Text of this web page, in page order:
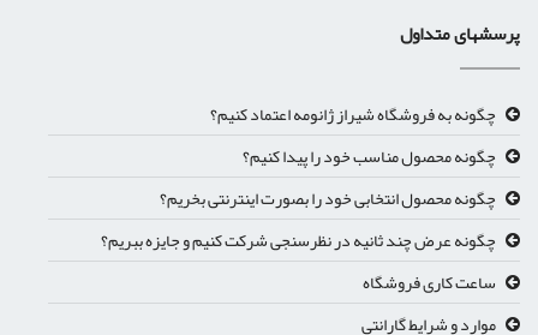
پرسشهای متداول
چگونه به فروشگاه شیراز ژانومه اعتماد کنیم؟
چگونه محصول مناسب خود را پیدا کنیم؟
چگونه محصول انتخابی خود را بصورت اینترنتی بخریم؟
چگونه عرض چند ثانیه در نظرسنجی شرکت کنیم و جایزه ببریم؟
ساعت کاری فروشگاه
موارد و شرایط گارانتی